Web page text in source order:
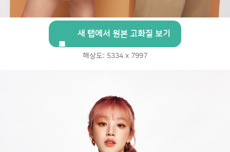
새 탭에서 원본 고화질 보기
해상도: 5334 x 7997